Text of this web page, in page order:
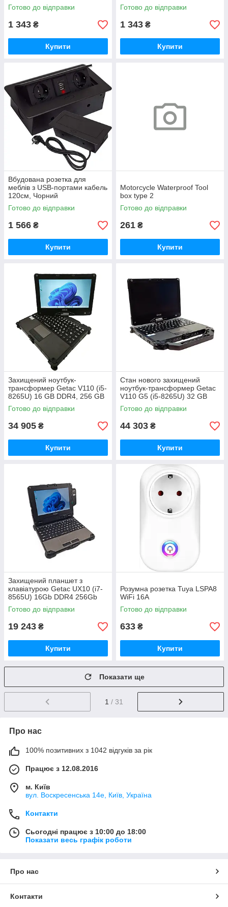
Готово до відправки
1 343 ₴
Купити
Готово до відправки
1 343 ₴
Купити
Вбудована розетка для
меблів з USB-портами кабель
120см, Чорний
Готово до відправки
1 566 ₴
Купити
Motorcycle Waterproof Tool
box type 2
Готово до відправки
261 ₴
Купити
Захищений ноутбук-
трансформер Getac V110 (i5-
8265U) 16 GB DDR4, 256 GB
SSD, FullHD IPS
Готово до відправки
34 905 ₴
Купити
Стан нового захищений
ноутбук-трансформер Getac
V110 G5 (i5-8265U) 32 GB
DDR4, 512 GB SSD, FullHD
IPS
Готово до відправки
44 303 ₴
Купити
Захищений планшет з
клавіатурою Getac UX10 (i7-
8565U) 16Gb DDR4 256Gb
SSD
Готово до відправки
19 243 ₴
Купити
Розумна розетка Tuya LSPA8
WiFi 16A
Готово до відправки
633 ₴
Купити
Показати ще
1 / 31
Про нас
100% позитивних з 1042 відгуків за рік
Працює з 12.08.2016
м. Київ
вул. Воскресенська 14е, Київ, Україна
Контакти
Сьогодні працює з 10:00 до 18:00
Показати весь графік роботи
Про нас
Контакти